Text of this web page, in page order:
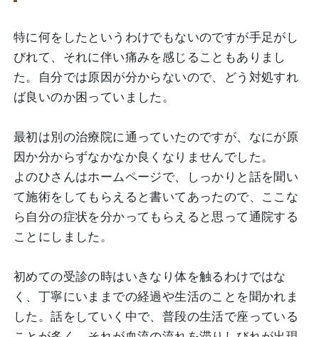
特に何をしたというわけでもないのですが手足がし
びれて、それに伴い痛みを感じることもありまし
た。自分では原因が分からないので、どう対処すれ
ば良いのか困っていました。
最初は別の治療院に通っていたのですが、なにが原
因か分からずなかなか良くなりませんでした。
よのひさんはホームページで、しっかりと話を聞い
て施術をしてもらえると書いてあったので、ここな
ら自分の症状を分かってもらえると思って通院する
ことにしました。
初めての受診の時はいきなり体を触るわけではな
く、丁寧にいままでの経過や生活のことを聞かれま
した。話をしていく中で、普段の生活で座っている